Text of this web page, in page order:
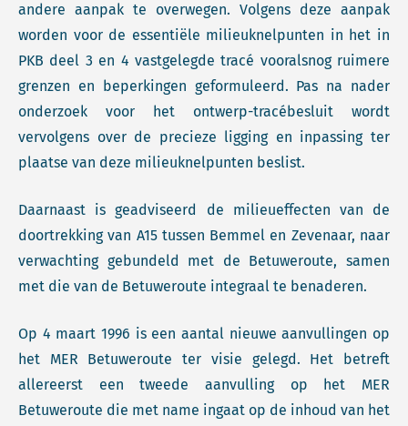
andere aanpak te overwegen. Volgens deze aanpak
worden voor de essentiële milieuknelpunten in het in
PKB deel 3 en 4 vastgelegde tracé vooralsnog ruimere
grenzen en beperkingen geformuleerd. Pas na nader
onderzoek voor het ontwerp-tracébesluit wordt
vervolgens over de precieze ligging en inpassing ter
plaatse van deze milieuknelpunten beslist.
Daarnaast is geadviseerd de milieueffecten van de
doortrekking van A15 tussen Bemmel en Zevenaar, naar
verwachting gebundeld met de Betuweroute, samen
met die van de Betuweroute integraal te benaderen.
Op 4 maart 1996 is een aantal nieuwe aanvullingen op
het MER Betuweroute ter visie gelegd. Het betreft
allereerst een tweede aanvulling op het MER
Betuweroute die met name ingaat op de inhoud van het